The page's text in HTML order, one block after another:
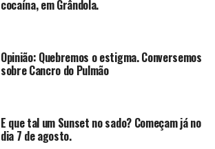
cocaína, em Grândola.
Opinião: Quebremos o estigma. Conversemos
sobre Cancro do Pulmão
E que tal um Sunset no sado? Começam já no
dia 7 de agosto.